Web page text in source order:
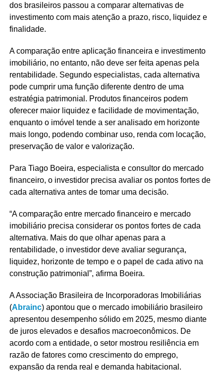
dos brasileiros passou a comparar alternativas de
investimento com mais atenção a prazo, risco, liquidez e
finalidade.
A comparação entre aplicação financeira e investimento
imobiliário, no entanto, não deve ser feita apenas pela
rentabilidade. Segundo especialistas, cada alternativa
pode cumprir uma função diferente dentro de uma
estratégia patrimonial. Produtos financeiros podem
oferecer maior liquidez e facilidade de movimentação,
enquanto o imóvel tende a ser analisado em horizonte
mais longo, podendo combinar uso, renda com locação,
preservação de valor e valorização.
Para Tiago Boeira, especialista e consultor do mercado
financeiro, o investidor precisa avaliar os pontos fortes de
cada alternativa antes de tomar uma decisão.
“A comparação entre mercado financeiro e mercado
imobiliário precisa considerar os pontos fortes de cada
alternativa. Mais do que olhar apenas para a
rentabilidade, o investidor deve avaliar segurança,
liquidez, horizonte de tempo e o papel de cada ativo na
construção patrimonial”, afirma Boeira.
A Associação Brasileira de Incorporadoras Imobiliárias
(Abrainc) apontou que o mercado imobiliário brasileiro
apresentou desempenho sólido em 2025, mesmo diante
de juros elevados e desafios macroeconômicos. De
acordo com a entidade, o setor mostrou resiliência em
razão de fatores como crescimento do emprego,
expansão da renda real e demanda habitacional.